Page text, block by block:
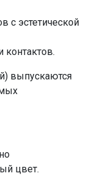
с эстетической
выпускаются
цвет.